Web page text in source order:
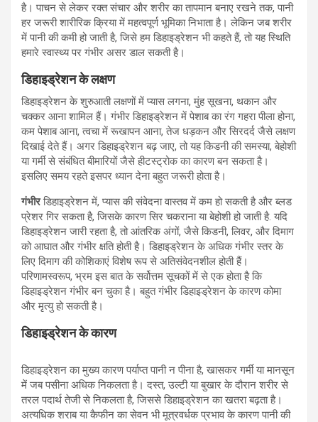
है। पाचन से लेकर रक्त संचार और शरीर का तापमान बनाए रखने तक, पानी
हर जरूरी शारीरिक क्रिया में महत्वपूर्ण भूमिका निभाता है। लेकिन जब शरीर
में पानी की कमी हो जाती है, जिसे हम डिहाइड्रेशन भी कहते हैं, तो यह स्थिति
हमारे स्वास्थ्य पर गंभीर असर डाल सकती है।
डिहाइड्रेशन के लक्षण
डिहाइड्रेशन के शुरुआती लक्षणों में प्यास लगना, मुंह सूखना, थकान और
चक्कर आना शामिल हैं। गंभीर डिहाइड्रेशन में पेशाब का रंग गहरा पीला होना,
कम पेशाब आना, त्वचा में रूखापन आना, तेज धड़कन और सिरदर्द जैसे लक्षण
दिखाई देते हैं। अगर डिहाइड्रेशन बढ़ जाए, तो यह किडनी की समस्या, बेहोशी
या गर्मी से संबंधित बीमारियों जैसे हीटस्ट्रोक का कारण बन सकता है।
इसलिए समय रहते इसपर ध्यान देना बहुत जरूरी होता है।
गंभीरडिहाइड्रेशन में, प्यास की संवेदना वास्तव में कम हो सकती है और ब्लड
प्रेशर गिर सकता है, जिसके कारण सिर चकराना या बेहोशी हो जाती है. यदि
डिहाइड्रेशन जारी रहता है, तो आंतरिक अंगों, जैसे किडनी, लिवर, और दिमाग
को आघात और गंभीर क्षति होती है। डिहाइड्रेशन के अधिक गंभीर स्तर के
लिए दिमाग की कोशिकाएं विशेष रूप से अतिसंवेदनशील होती हैं।
परिणामस्वरूप, भ्रम इस बात के सर्वोत्तम सूचकों में से एक होता है कि
डिहाइड्रेशन गंभीर बन चुका है। बहुत गंभीर डिहाइड्रेशन के कारण कोमा
और मृत्यु हो सकती है।
डिहाइड्रेशन के कारण
डिहाइड्रेशन का मुख्य कारण पर्याप्त पानी न पीना है, खासकर गर्मी या मानसून
में जब पसीना अधिक निकलता है। दस्त, उल्टी या बुखार के दौरान शरीर से
तरल पदार्थ तेजी से निकलता है, जिससे डिहाइड्रेशन का खतरा बढ़ता है।
अत्यधिक शराब या कैफीन का सेवन भी मूत्रवर्धक प्रभाव के कारण पानी की